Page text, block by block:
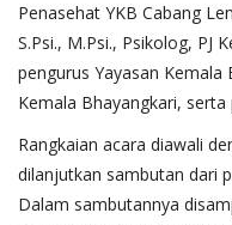
Penasehat YKB Cabang
S.Psi., M.Psi., Psikolog, PJ
pengurus Yayasan Kemala
Kemala Bhayangkari,
Rangkaian acara diawali
dilanjutkan sambutan dari
Dalam sambutannya